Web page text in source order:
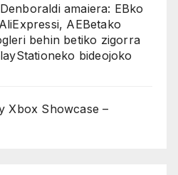
amaiera: EBko
AEBetako
behin betiko zigorra
bideojoko
Xbox Showcase –